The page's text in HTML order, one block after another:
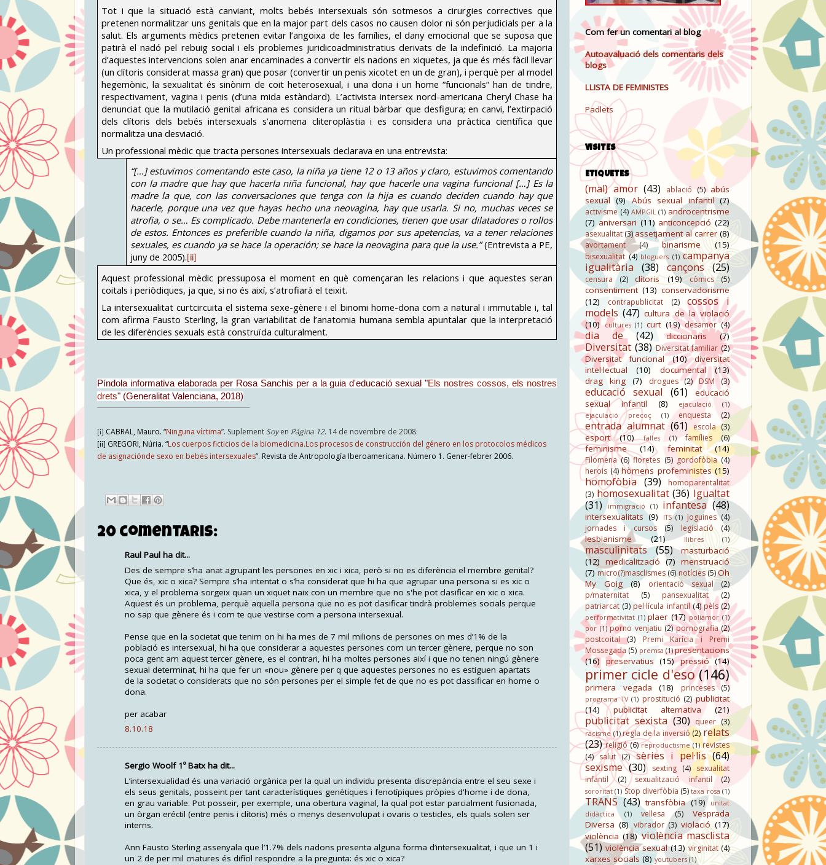
Tot i que la situació està canviant, molts bebés intersexuals són sotmesos a cirurgies correctives que
pretenen normalitzar uns genitals que en la major part dels casos no causen dolor ni són perjudicials per a la
salut. Els arguments mèdics pretenen evitar l’angoixa de les famílies, el dany emocional que se suposa que
patirà el nadó pel rebuig social i els problemes juridicoadministratius derivats de la indefinició. La majoria
d’aquestes intervencions solen anar encaminades a convertir els nadons en xiquetes, ja que és més fàcil llevar
(un clítoris considerat massa gran) que posar (convertir un penis xicotet en un de gran), i perquè per al model
hegemònic, la sexualitat és sinònim de coit heterosexual, i una dona i un home “funcionals” han de tindre,
respectivament, vagina i penis (d’una mida estàndard). L’activista intersex nord-americana Cheryl Chase ha
denunciat que la mutilació genital africana es considera un ritual bàrbar que desfigura; en canvi, l’extirpació
dels clítoris dels bebés intersexuals s’anomena cliteroplàstia i es considera una pràctica científica que
normalitza una desviació.
Un professional mèdic que tracta persones intersexuals declarava en una entrevista:
“[…] estuvimos comentando este caso, la niña ya tiene 12 o 13 años y claro, estuvimos comentando
con la madre que hay que hacerla niña funcional, hay que hacerle una vagina funcional […] Es la
madre la que, con las conversaciones que tenga con la hija es cuando deciden cuando hay que
hacerle, porque una vez que hayas hecho una neovagina, hay que usarla. Si no, muchas veces se
atrofia, o se… Es complicado. Debe mantenerla en condiciones, tienen que usar dilatadores o rollos
de estos. Entonces es preferible cuando la niña, digamos por sus apetencias, va a tener relaciones
sexuales, es cuando ya se hace la operación; se hace la neovagina para que la use.”(Entrevista a PE,
juny de 2005). [ii]
Aquest professional mèdic pressuposa el moment en què començaran les relacions i que aquestes seran
coitals i periòdiques, ja que, si no és així, s’atrofiarà el teixit.
La intersexualitat curtcircuita el sistema sexe-gènere i el binomi home-dona com a natural i immutable i, tal
com afirma Fausto Sterling, la gran variabilitat de l’anatomia humana sembla apuntalar que la interpretació
de les diferències sexuals està construïda culturalment.
Píndola informativa elaborada per Rosa Sanchis per a la guia d'educació sexual "Els nostres cossos, els nostres
drets" (Generalitat Valenciana, 2018)
[i] CABRAL, Mauro. “Ninguna víctima”. SuplementSoyen Página 12. 14 de novembre de 2008.
[ii] GREGORI, Núria. “Los cuerpos ficticios de la biomedicina.Los procesos de construcción del género en los protocolos médicos
de asignaciónde sexo en bebés intersexuales”. Revista de Antropología Iberoamericana. Número 1. Gener-febrer 2006.
20 comentaris:
Raul Paul ha dit...
Des de sempre s’ha anat agrupant les persones en xic i xica, però si no es diferència el membre genital?
Que és, xic o xica? Sempre s’ha intentat o s’ha considerat que hi ha que agrupar una persona si es xic o
xica, y el problema sorgeix quan un xiquet naix con un membre que no s'he pot clasificar en xic o xica.
Aquest és un problema, perquè aquella persona que no es pot clasificar tindrà problemes socials perque
no sap que gènere és i com te que vestirse com a persona intersexual.
Pense que en la societat que tenim on hi ha mes de 7 mil milions de persones on mes d’1% de la
població es intersexual, hi ha que considerar a aquestes persones com un tercer gènere, perque no son
poca gent am aquest tercer gènere, es el contrari, hi ha moltes persones així i que no tenen ningú gènere
sexual determinat, hi ha que fer un «nou» gènere per q que aquestes persones no es estiguen apartats
de la societat o considerats que no són persones per el simple fet de que no es pot classificar en home o
dona.
per acabar
8.10.18
Sergio Woolf 1º Batx ha dit...
L’intersexualidad és una variació orgànica per la qual un individu presenta discrepància entre el seu sexe i
els seus genitals, posseint per tant característiques genètiques i fenotípiques pròpies d'home i de dona,
en grau variable. Pot posseir, per exemple, una obertura vaginal, la qual pot estar parcialment fusionada,
un òrgan eréctil (entre penis i clítoris) més o menys desenvolupat i ovaris o testicles, els quals solen ser
interns.
Ann Fausto Sterling assenyala que l’1.7% dels nadons presenta alguna forma d’intersexualitat, i que un 1 i
un 2 de per mil criatures és difícil respondre a la pregunta: és xic o xica?
Com fer un comentari al blog
Autoavaluació dels comentaris dels
blogs
LLISTA DE FEMINISTES
Padlets
VISITES
ETIQUETES
(mal) amor (43) ablació (5) abús
sexual (9) Abús sexual infantil (7)
activisme (4) AMPGIL (1) androcentrisme
(7) aniversari (11) anticoncepció (22)
asexualitat (3)assetjament al carrer (8)
avortament (4) binarisme (15)
bisexualitat (4) bloguers (1) campanya
igualitària
(38) cançons (25)
censura (2) clítoris (19) còmics (5)
consentiment (13) conservadorisme
(12)
contrapublicitat (2)
cossos i
models (47) cultura de la violació
(10) cultures (1) curt (19) desamor (4)
dia de (42) diccionaris (7)
Diversitat (38) Diversitat familiar (2)
Diversitat funcional (10)
diversitat
intel·lectual
(10) documental
(13)
drag king
(7) drogues (2) DSM (3)
educació sexual (61)
educació
sexual infantil
(8) ejaculació
(1)
ejaculació precoç
(1) enquesta (2)
entrada alumnat (61) escola (3)
esport (10) falles (1) famílies (6)
feminisme (14) feminitat (14)
Filomena (6) floretes (5) gordofòbia (4)
herois (4) hòmens profeministes (15)
homofòbia (39)
homoparentalitat
(3) homosexualitat (36) Igualtat
(31)
immigració (1) infantesa (48)
intersexualitats (9) ITS (1) joguines (4)
jornades i cursos
(5) legislació (4)
lesbianisme (21) llibres (1)
masculinitats (55)
masturbació
(12) medicalització (7) menstruació
(7) micro(?)masclismes (6) notícies(5)Oh
My Goig
(8) orientació sexual
(2)
p/maternitat
(5) pansexualitat
(2)
patriarcat (3) pel·lícula infantil (4) pèls (2)
performativitat (1) plaer (17) poliamor (1)
por (1) porno venjatiu (2) pornografia (2)
postcoital
(3)
Premi Karícia i Premi
Mossegada (5) premsa (1) presentacions
(16) preservatius (15) pressió (14)
primer cicle d'eso (146)
primera vegada (18) princeses (5)
programa TV (1) prostitució (2) publicitat
(14)
publicitat alternativa (21)
publicitat sexista (30) queer (3)
racisme (1) regla de la inversió (2) relats
(23) religió (6) reproductisme (1) revistes
(4) salut (2) sèries i pel·lis (64)
sexisme (30) sexting (4) sexualitat
infantil
(2) sexualització infantil (2)
sororitat (1) Stop diverfòbia (5) taxa rosa (1)
TRANS (43) transfòbia (19)
unitat
didàctica
(1) vellesa (5)
Vesprada
Diversa (8) vibrador (3) violació (17)
violència (18) violència masclista
(51) violència sexual (13) virginitat (4)
xarxes socials (8) youtubers (1)